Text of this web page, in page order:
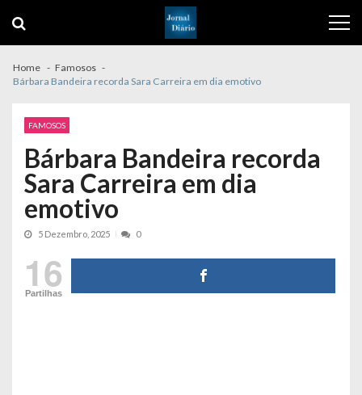
navigation
content
Home
Famosos
Bárbara Bandeira recorda Sara Carreira em dia emotivo
FAMOSOS
Bárbara Bandeira recorda
Sara Carreira em dia
emotivo
5 Dezembro, 2025 0
16
Partilhas